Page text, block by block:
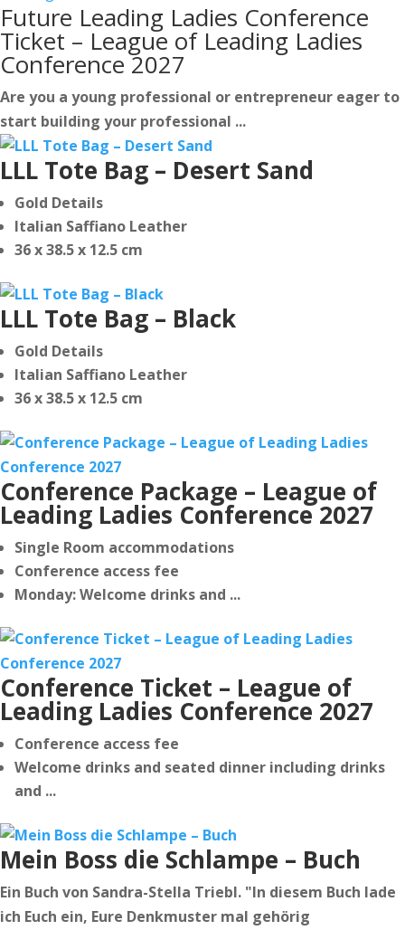
Future Leading Ladies Conference
Ticket – League of Leading Ladies
Conference 2027
Are you a young professional or entrepreneur eager to
start building your professional ...
LLL Tote Bag – Desert Sand
Gold Details
Italian Saffiano Leather
36 x 38.5 x 12.5 cm
LLL Tote Bag – Black
Gold Details
Italian Saffiano Leather
36 x 38.5 x 12.5 cm
Conference Package – League of
Leading Ladies Conference 2027
Single Room accommodations
Conference access fee
Monday: Welcome drinks and ...
Conference Ticket – League of
Leading Ladies Conference 2027
Conference access fee
Welcome drinks and seated dinner including drinks
and ...
Mein Boss die Schlampe – Buch
Ein Buch von Sandra-Stella Triebl. "In diesem Buch lade
ich Euch ein, Eure Denkmuster mal gehörig